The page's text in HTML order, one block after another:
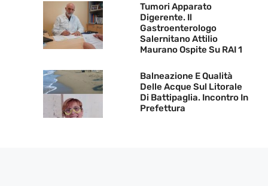
Tumori Apparato
Digerente. Il
Gastroenterologo
Salernitano Attilio
Maurano Ospite Su RAI 1
Balneazione E Qualità
Delle Acque Sul Litorale
Di Battipaglia. Incontro In
Prefettura